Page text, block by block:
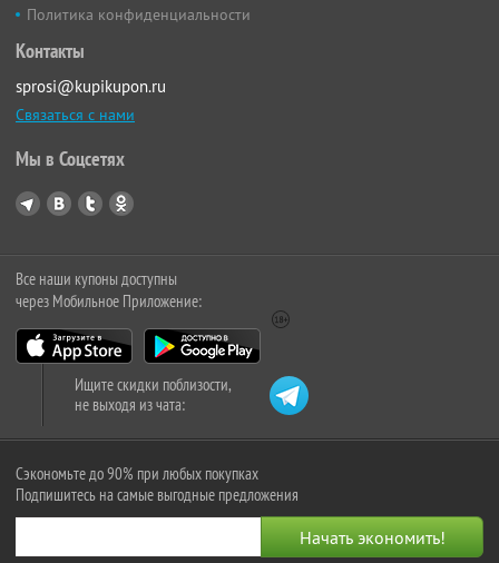
Политика конфиденциальности
Контакты
sprosi@kupikupon.ru
Связаться с нами
Мы в Соцсетях
Все наши купоны доступны
через Мобильное Приложение:
Ищите скидки поблизости,
не выходя из чата:
Сэкономьте до 90% при любых покупках
Подпишитесь на самые выгодные предложения